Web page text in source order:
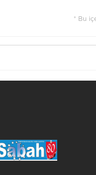
* Bu